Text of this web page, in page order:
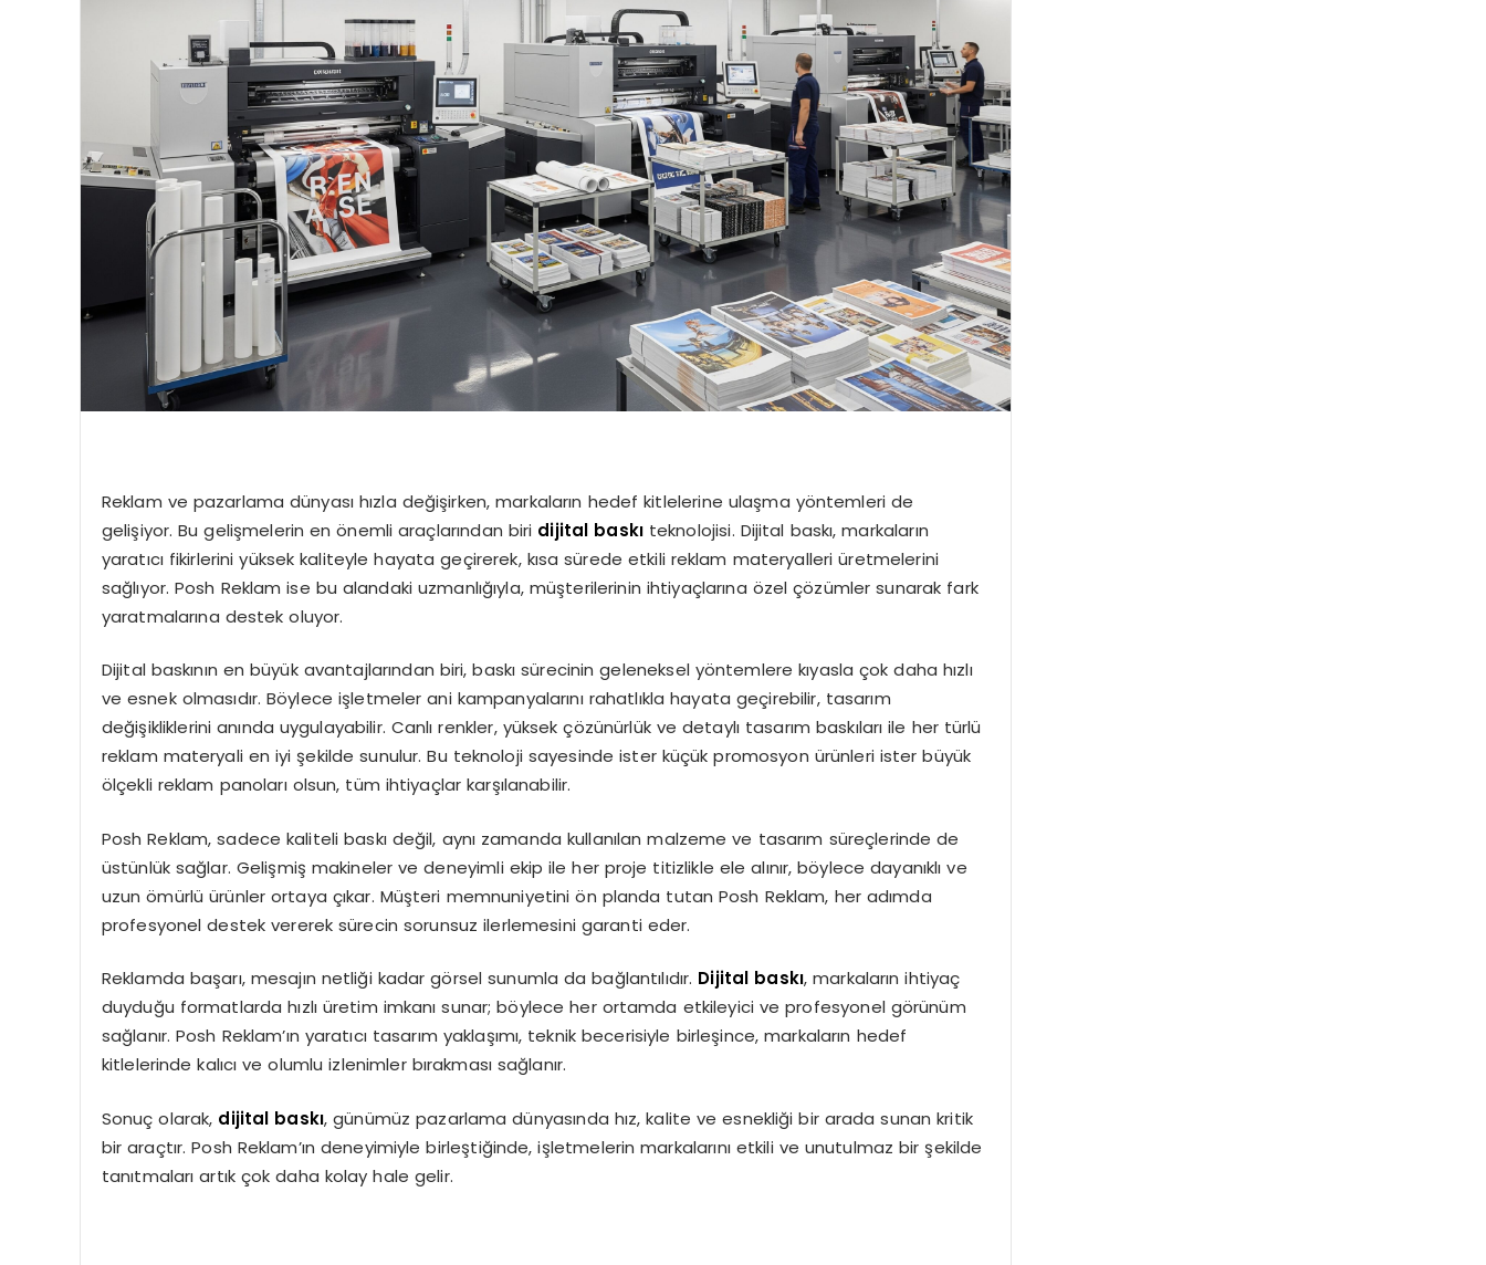
Reklam ve pazarlama dünyası hızla değişirken, markaların hedef kitlelerine ulaşma yöntemleri de
gelişiyor. Bu gelişmelerin en önemli araçlarından biri dijital baskıteknolojisi. Dijital baskı, markaların
yaratıcı fikirlerini yüksek kaliteyle hayata geçirerek, kısa sürede etkili reklam materyalleri üretmelerini
sağlıyor. Posh Reklam ise bu alandaki uzmanlığıyla, müşterilerinin ihtiyaçlarına özel çözümler sunarak fark
yaratmalarına destek oluyor.
Dijital baskının en büyük avantajlarından biri, baskı sürecinin geleneksel yöntemlere kıyasla çok daha hızlı
ve esnek olmasıdır. Böylece işletmeler ani kampanyalarını rahatlıkla hayata geçirebilir, tasarım
değişikliklerini anında uygulayabilir. Canlı renkler, yüksek çözünürlük ve detaylı tasarım baskıları ile her türlü
reklam materyali en iyi şekilde sunulur. Bu teknoloji sayesinde ister küçük promosyon ürünleri ister büyük
ölçekli reklam panoları olsun, tüm ihtiyaçlar karşılanabilir.
Posh Reklam, sadece kaliteli baskı değil, aynı zamanda kullanılan malzeme ve tasarım süreçlerinde de
üstünlük sağlar. Gelişmiş makineler ve deneyimli ekip ile her proje titizlikle ele alınır, böylece dayanıklı ve
uzun ömürlü ürünler ortaya çıkar. Müşteri memnuniyetini ön planda tutan Posh Reklam, her adımda
profesyonel destek vererek sürecin sorunsuz ilerlemesini garanti eder.
Reklamda başarı, mesajın netliği kadar görsel sunumla da bağlantılıdır. Dijital baskı, markaların ihtiyaç
duyduğu formatlarda hızlı üretim imkanı sunar; böylece her ortamda etkileyici ve profesyonel görünüm
sağlanır. Posh Reklam’ın yaratıcı tasarım yaklaşımı, teknik becerisiyle birleşince, markaların hedef
kitlelerinde kalıcı ve olumlu izlenimler bırakması sağlanır.
Sonuç olarak, dijital baskı, günümüz pazarlama dünyasında hız, kalite ve esnekliği bir arada sunan kritik
bir araçtır. Posh Reklam’ın deneyimiyle birleştiğinde, işletmelerin markalarını etkili ve unutulmaz bir şekilde
tanıtmaları artık çok daha kolay hale gelir.